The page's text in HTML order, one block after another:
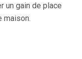
un gain de place
maison.